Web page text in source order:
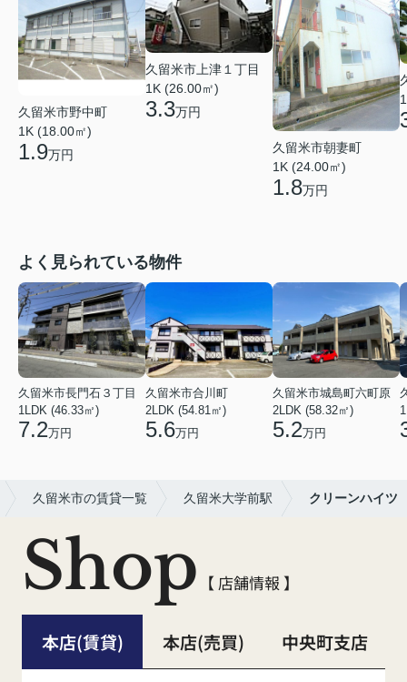
久留米市野中町
1K (18.00㎡)
1.9万円
久留米市上津１丁目
1K (26.00㎡)
3.3万円
久留米市朝妻町
1K (24.00㎡)
1.8万円
よく見られている物件
久留米市長門石３丁目
1LDK (46.33㎡)
7.2万円
久留米市合川町
2LDK (54.81㎡)
5.6万円
久留米市城島町六町原
2LDK (58.32㎡)
5.2万円
久留米市の賃貸一覧 久留米大学前駅 クリーンハイツ
Shop 【 店舗情報 】
本店(賃貸) 本店(売買) 中央町支店